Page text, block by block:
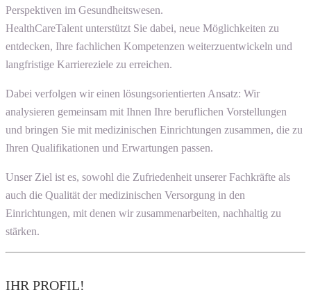
Perspektiven im Gesundheitswesen.
HealthCareTalent unterstützt Sie dabei, neue Möglichkeiten zu
entdecken, Ihre fachlichen Kompetenzen weiterzuentwickeln und
langfristige Karriereziele zu erreichen.
Dabei verfolgen wir einen lösungsorientierten Ansatz: Wir
analysieren gemeinsam mit Ihnen Ihre beruflichen Vorstellungen
und bringen Sie mit medizinischen Einrichtungen zusammen, die zu
Ihren Qualifikationen und Erwartungen passen.
Unser Ziel ist es, sowohl die Zufriedenheit unserer Fachkräfte als
auch die Qualität der medizinischen Versorgung in den
Einrichtungen, mit denen wir zusammenarbeiten, nachhaltig zu
stärken.
IHR PROFIL!